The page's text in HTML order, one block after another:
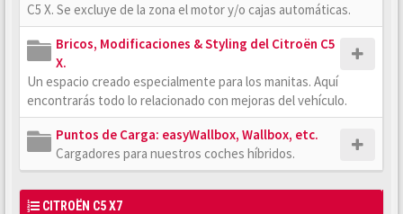
C5 X. Se excluye de la zona el motor y/o cajas automáticas.
Bricos, Modificaciones & Styling del Citroën C5
X.
Un espacio creado especialmente para los manitas. Aquí
encontrarás todo lo relacionado con mejoras del vehículo.
Puntos de Carga: easyWallbox, Wallbox, etc.
Cargadores para nuestros coches híbridos.
CITROËN C5 X7